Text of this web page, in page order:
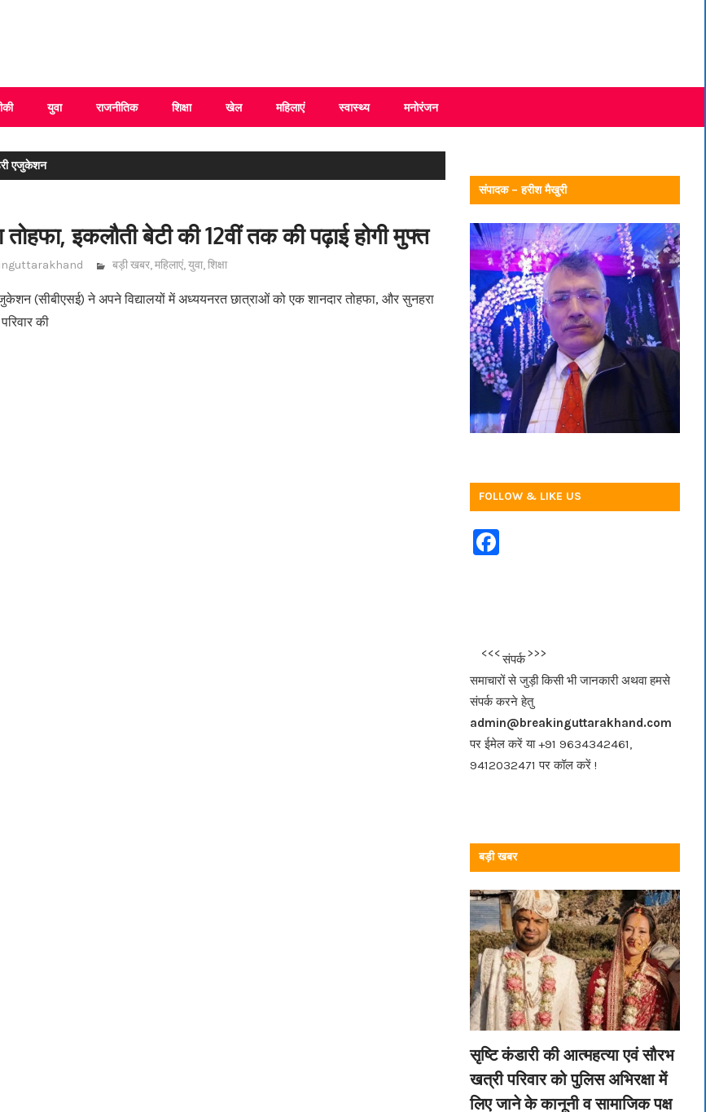
युवा राजनीतिक शिक्षा खेल महिलाएं स्वास्थ्य मनोरंजन
एजुकेशन
तोहफा, इकलौती बेटी की 12वीं तक की पढ़ाई होगी मुफ्त
बड़ी खबर,महिलाएं,युवा,शिक्षा
(सीबीएसई) ने अपने विद्यालयों में अध्ययनरत छात्राओं को एक शानदार तोहफा, और सुनहरा
की
संपादक – हरीश मैखुरी
FOLLOW & LIKE US
F
b
o
o
k
<<<
संपर्क
>>>
समाचारों से जुड़ी किसी भी जानकारी अथवा हमसे
संपर्क करने हेतु
admin@breakinguttarakhand.com
पर ईमेल करें या +91 9634342461,
9412032471 पर कॉल करें !
बड़ी खबर
सृष्टि कंडारी की आत्महत्या एवं सौरभ
खत्री परिवार को पुलिस अभिरक्षा में
लिए जाने के कानूनी व सामाजिक पक्ष